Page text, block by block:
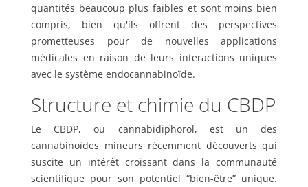
quantités beaucoup plus faibles et sont moins bien
compris, bien qu'ils offrent des perspectives
prometteuses pour de nouvelles applications
médicales en raison de leurs interactions uniques
avec le système endocannabinoïde.
Structure et chimie du CBDP
Le CBDP, ou cannabidiphorol, est un des
cannabinoïdes mineurs récemment découverts qui
suscite un intérêt croissant dans la communauté
scientifique pour son potentiel “bien-être” unique.